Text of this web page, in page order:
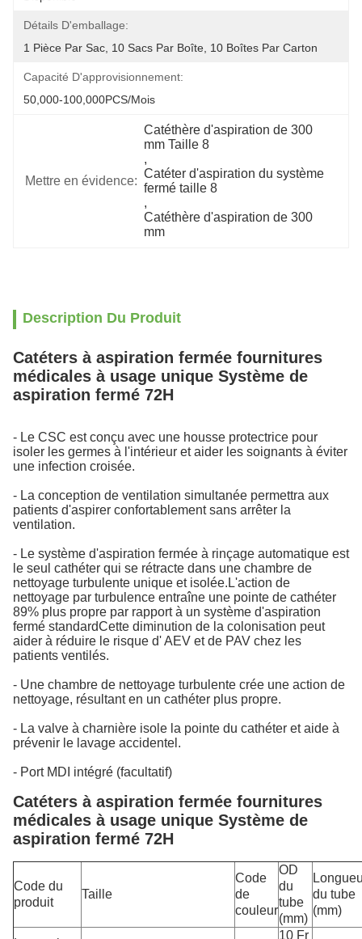
Détails D'emballage:
1 Pièce Par Sac, 10 Sacs Par Boîte, 10 Boîtes Par Carton
Capacité D'approvisionnement:
50,000-100,000PCS/mois
Mettre en évidence:
Catéthère d'aspiration de 300
mm Taille 8
,
Catéter d'aspiration du système
fermé taille 8
,
Catéthère d'aspiration de 300
mm
Description Du Produit
Catéters à aspiration fermée fournitures
médicales à usage unique Système de
aspiration fermé 72H
- Le CSC est conçu avec une housse protectrice pour
isoler les germes à l'intérieur et aider les soignants à éviter
une infection croisée.
- La conception de ventilation simultanée permettra aux
patients d'aspirer confortablement sans arrêter la
ventilation.
- Le système d'aspiration fermée à rinçage automatique est
le seul cathéter qui se rétracte dans une chambre de
nettoyage turbulente unique et isolée.L'action de
nettoyage par turbulence entraîne une pointe de cathéter
89% plus propre par rapport à un système d'aspiration
fermé standardCette diminution de la colonisation peut
aider à réduire le risque d' AEV et de PAV chez les
patients ventilés.
- Une chambre de nettoyage turbulente crée une action de
nettoyage, résultant en un cathéter plus propre.
- La valve à charnière isole la pointe du cathéter et aide à
prévenir le lavage accidentel.
- Port MDI intégré (facultatif)
Catéters à aspiration fermée fournitures
médicales à usage unique Système de
aspiration fermé 72H
Code du
produit
Taille
Code
de
couleur
OD
du
tube
(mm)
du tube
(mm)
10 Fr